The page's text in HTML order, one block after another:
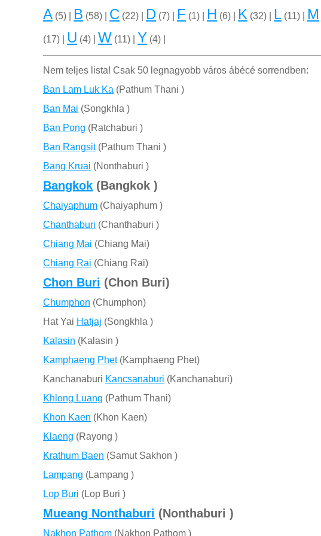
A (5) | B (58) | C (22) | D (7) | F (1) | H (6) | K (32) | L (11) | M
(17) | U (4) | W (11) | Y (4) |
Nem teljes lista! Csak 50 legnagyobb város ábécé sorrendben:
Ban Lam Luk Ka (Pathum Thani )
Ban Mai (Songkhla )
Ban Pong (Ratchaburi )
Ban Rangsit(Pathum Thani )
Bang Kruai (Nonthaburi )
Bangkok (Bangkok )
Chaiyaphum (Chaiyaphum )
Chanthaburi (Chanthaburi )
Chiang Mai (Chiang Mai)
Chiang Rai (Chiang Rai)
Chon Buri (Chon Buri)
Chumphon (Chumphon)
Hat Yai Hatjaj (Songkhla )
Kalasin (Kalasin )
Kamphaeng Phet(Kamphaeng Phet)
Kanchanaburi Kancsanaburi (Kanchanaburi)
Khlong Luang (Pathum Thani)
Khon Kaen (Khon Kaen)
Klaeng (Rayong )
Krathum Baen (Samut Sakhon )
Lampang (Lampang )
Lop Buri (Lop Buri )
Mueang Nonthaburi (Nonthaburi )
Nakhon Pathom (Nakhon Pathom )